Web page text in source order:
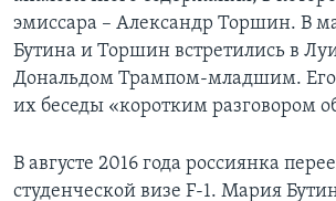
эмиссара – Александр Торшин. В
Бутина и Торшин встретились в
Дональдом Трампом-младшим. Его
их беседы «коротким разговором
В августе 2016 года россиянка
студенческой визе F-1. Мария